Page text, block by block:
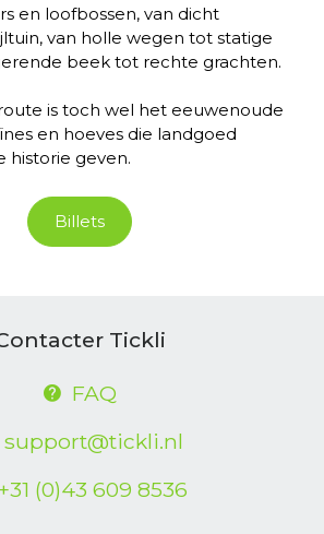
en loofbossen, van dicht
van holle wegen tot statige
beek tot rechte grachten.
is toch wel het eeuwenoude
en hoeves die landgoed
historie geven.
Billets
Tickli
FAQ
support@tickli.nl
+31 (0)43 609 8536